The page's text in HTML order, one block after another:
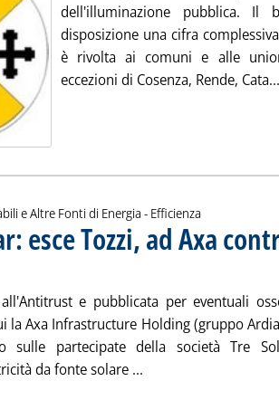
dell'illuminazione pubblica. Il
disposizione una cifra
è rivolta ai comuni e alle
eccezioni di Cosenza, Rende, Cata...
e Altre Fonti di Energia - Efficienza
esce Tozzi, ad Axa
e pubblicata per eventuali
la Axa Infrastructure Holding (gruppo
sulle partecipate della società Tre
da fonte solare ...